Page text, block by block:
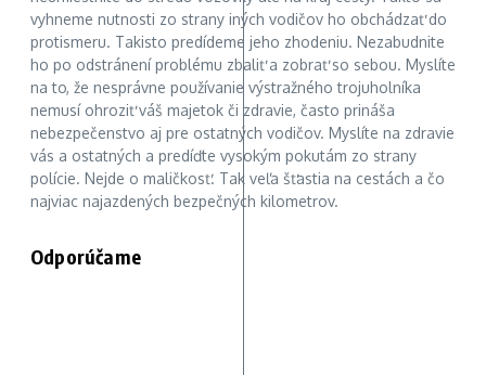
vyhneme nutnosti zo strany iných vodičov ho obchádzať do
protismeru. Takisto predídeme jeho zhodeniu. Nezabudnite
ho po odstránení problému zbaliť a zobrať so sebou. Myslíte
na to, že nesprávne používanie výstražného trojuholníka
nemusí ohroziť váš majetok či zdravie, často prináša
nebezpečenstvo aj pre ostatných vodičov. Myslíte na zdravie
vás a ostatných a predíďte vysokým pokutám zo strany
polície. Nejde o maličkosť. Tak veľa šťastia na cestách a čo
najviac najazdených bezpečných kilometrov.
Odporúčame